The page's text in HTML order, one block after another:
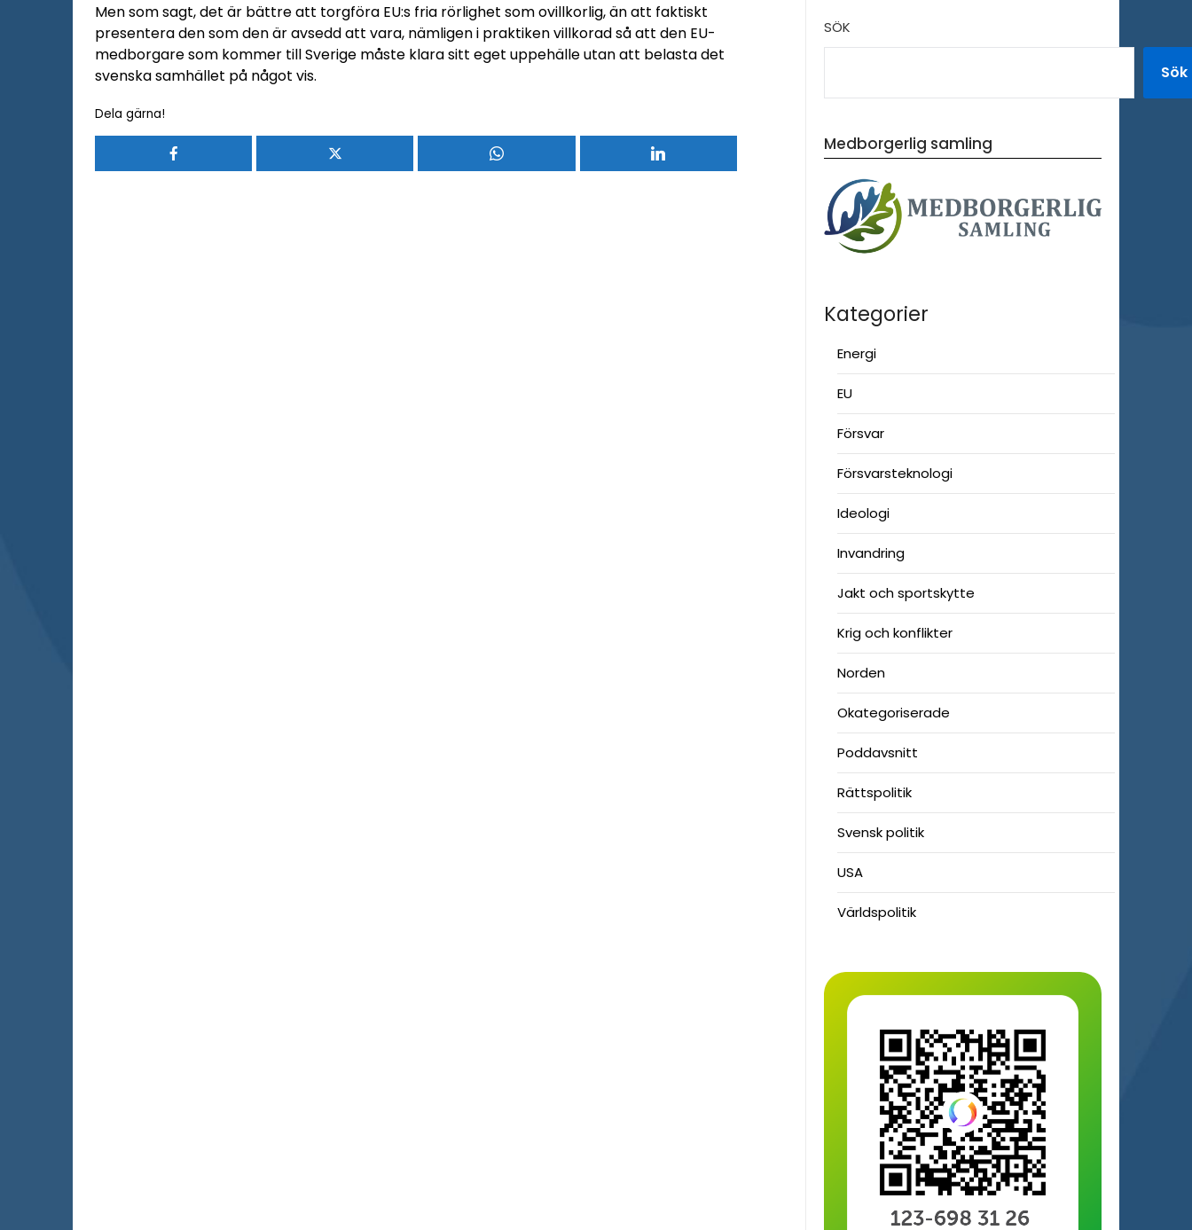
Men som sagt, det är bättre att torgföra EU:s fria rörlighet som ovillkorlig, än att faktiskt
presentera den som den är avsedd att vara, nämligen i praktiken villkorad så att den EU-
medborgare som kommer till Sverige måste klara sitt eget uppehälle utan att belasta det
svenska samhället på något vis.
Dela gärna!
SÖK
Sök
Medborgerlig samling
Kategorier
Energi
EU
Försvar
Försvarsteknologi
Ideologi
Invandring
Jakt och sportskytte
Krig och konflikter
Norden
Okategoriserade
Poddavsnitt
Rättspolitik
Svensk politik
USA
Världspolitik